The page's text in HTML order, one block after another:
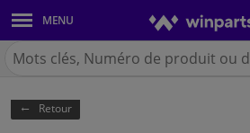
MENU
Carrosserie & tôles
Feux & ampoules
Freinage
Chercher
Winparts.be
Retour